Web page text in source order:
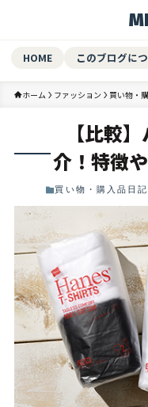
HOME このブログに
ホーム ファッション 買い物・
【比較
介！特徴
買い物・購入品日記